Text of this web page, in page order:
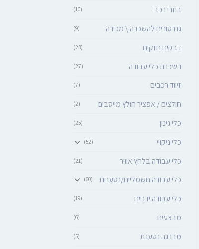
ביזרי רכב (10)
גנרטורים להשכרה \ מכירה (9)
דבקים חזקים (23)
השכרת כלי עבודה (27)
זיווד רכבים (7)
חולצים / אפציר חולץ מייסבים (2)
כלי גינון (25)
כלי ניקויי (52)
כלי עבודה בלחץ אוויר (21)
כלי עבודה חשמליים/נטענים (60)
כלי עבודה ידניים (19)
מבצעים (6)
מברגה נטענת (5)